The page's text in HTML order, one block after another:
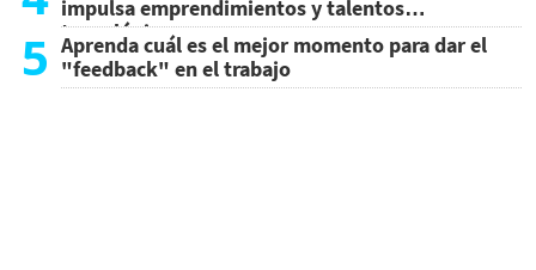
impulsa emprendimientos y talentos
tecnológicos
5 Aprenda cuál es el mejor momento para dar el
"feedback" en el trabajo